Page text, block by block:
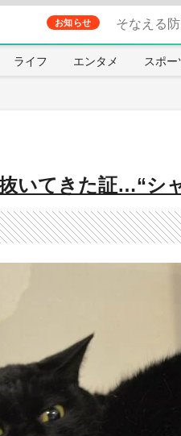
お知らせ そなえる
ライフ エンタメ スポー
いてきた証…“シ